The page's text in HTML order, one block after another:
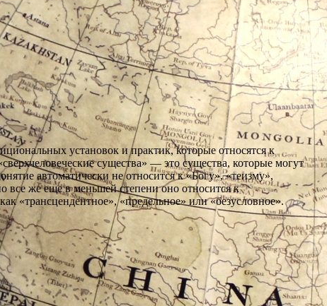
установок и практик, которые относятся к
существа» — это существа, которые могут
автоматически не относится к «Богу», «теизму»,
все же еще в меньшей степени оно относится к
«трансцендентное», «предельное» или «безусловное».